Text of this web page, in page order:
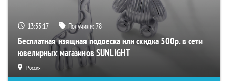
13:55:16 Получили:78
Бесплатная изящная подвеска или скидка 500р. в сети
ювелирных магазинов SUNLIGHT
Россия